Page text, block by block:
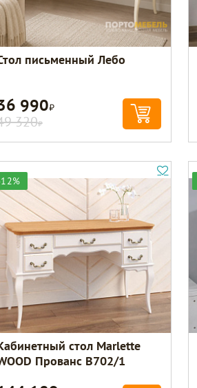
письменный Лебо
990Р
320Р
стол Marlette
Прованс В702/1